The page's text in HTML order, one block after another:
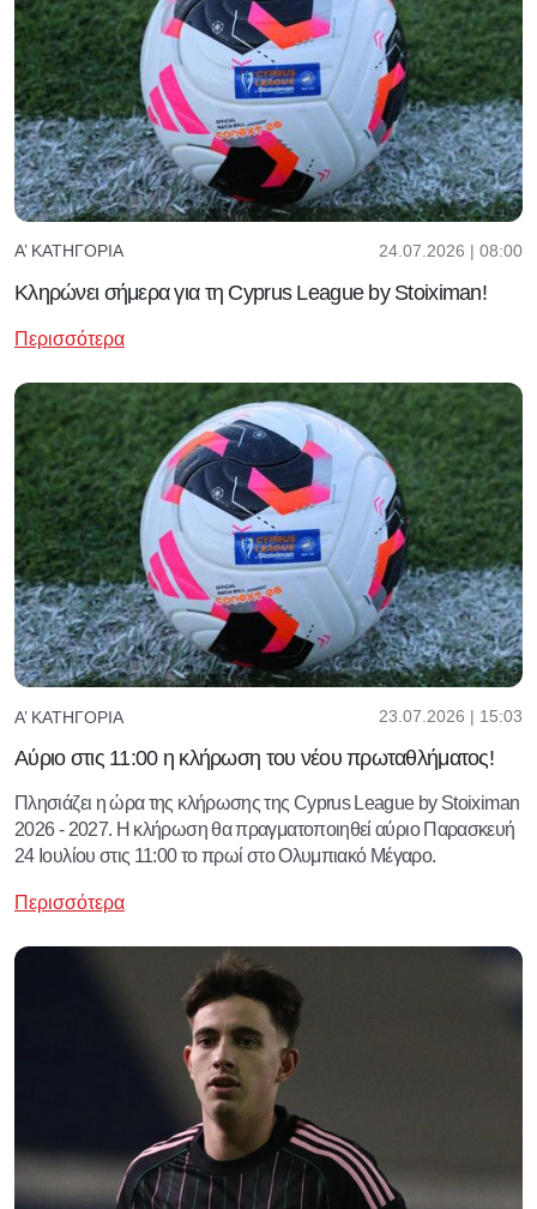
Α’ ΚΑΤΗΓΟΡΊΑ 24.07.2026 | 08:00
Κληρώνει σήμερα για τη Cyprus League by Stoiximan!
Περισσότερα
Α’ ΚΑΤΗΓΟΡΊΑ 23.07.2026 | 15:03
Αύριο στις 11:00 η κλήρωση του νέου πρωταθλήματος!
Πλησιάζει η ώρα της κλήρωσης της Cyprus League by Stoiximan
2026 - 2027. Η κλήρωση θα πραγματοποιηθεί αύριο Παρασκευή
24 Ιουλίου στις 11:00 το πρωί στο Ολυμπιακό Μέγαρο.
Περισσότερα